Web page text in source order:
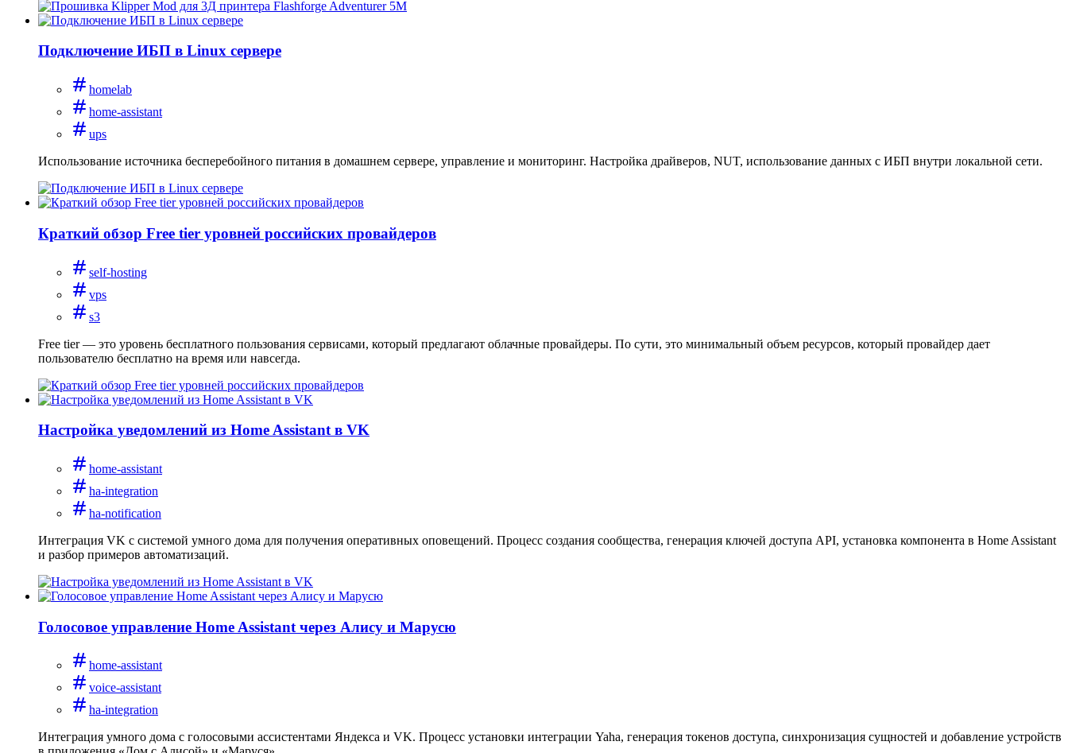
Подключение ИБП в Linux сервере
homelab
home-assistant
ups
Использование источника бесперебойного питания в домашнем сервере, управление и мониторинг. Настройка драйверов, NUT, использование данных с ИБП внутри локальной сети.
Краткий обзор Free tier уровней российских провайдеров
self-hosting
vps
s3
Free tier — это уровень бесплатного пользования сервисами, который предлагают облачные провайдеры. По сути, это минимальный объем ресурсов, который провайдер дает
пользователю бесплатно на время или навсегда.
Настройка уведомлений из Home Assistant в VK
home-assistant
ha-integration
ha-notification
Интеграция VK с системой умного дома для получения оперативных оповещений. Процесс создания сообщества, генерация ключей доступа API, установка компонента в Home Assistant
и разбор примеров автоматизаций.
Голосовое управление Home Assistant через Алису и Марусю
home-assistant
voice-assistant
ha-integration
Интеграция умного дома с голосовыми ассистентами Яндекса и VK. Процесс установки интеграции Yaha, генерация токенов доступа, синхронизация сущностей и добавление устройств